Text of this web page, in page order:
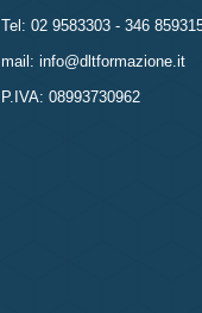
Tel: 02 9583303 - 346
mail: info@dltformazione.it
P.IVA: 08993730962